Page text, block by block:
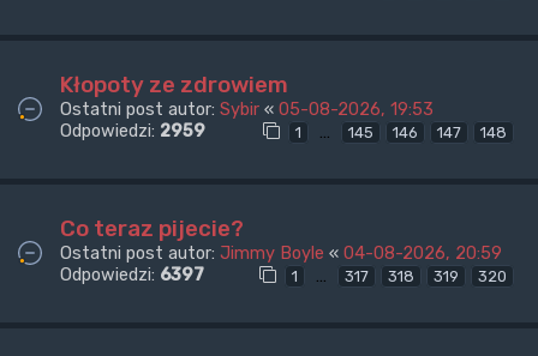
Kłopoty ze zdrowiem
Ostatni post autor: Sybir « 05-08-2026, 19:53
Odpowiedzi: 2959 1 … 145 146 147 148
Co teraz pijecie?
Ostatni post autor: Jimmy Boyle « 04-08-2026, 20:59
Odpowiedzi: 6397 1 … 317 318 319 320